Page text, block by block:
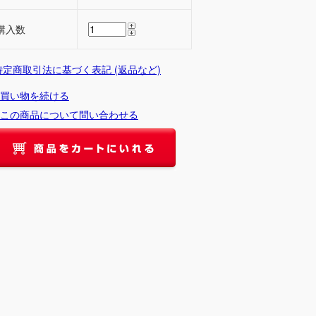
入数
定商取引法に基づく表記 (返品など)
買い物を続ける
この商品について問い合わせる